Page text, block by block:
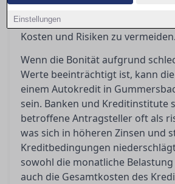
Einstellungen
Alternativen auf und helfen Ihnen
richtige Entscheidung zu
Kosten und Risiken zu vermeiden.
Wenn die Bonität aufgrund
Werte beeinträchtigt ist, kann
einem Autokredit in
sein. Banken und Kreditinstitute
betroffene Antragsteller oft als
was sich in höheren Zinsen und
Kreditbedingungen
sowohl die monatliche
auch die Gesamtkosten des